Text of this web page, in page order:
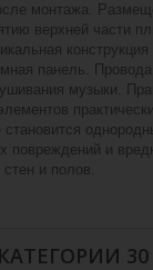
монтажа.
верхней части
панель.
музыки.
становится
повреждений и
и полов.